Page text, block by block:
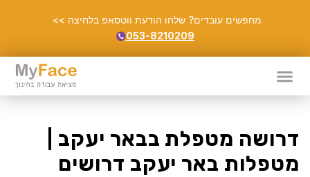
מחפשים עובדים? שלחו הודעת ווטסאפ בלחיצה >>
053-8210209
דרושה מטפלת בבאר יעקב |
מטפלות באר יעקב דרושים